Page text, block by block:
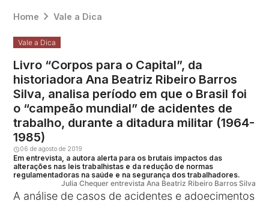
Home Vale a Dica
Vale a Dica
Livro “Corpos para o Capital”, da
historiadora Ana Beatriz Ribeiro Barros
Silva, analisa período em que o Brasil foi
o “campeão mundial” de acidentes de
trabalho, durante a ditadura militar (1964-
1985)
06 de agosto de 2019
Em entrevista, a autora alerta para os brutais impactos das
alterações nas leis trabalhistas e da redução de normas
regulamentadoras na saúde e na segurança dos trabalhadores.
Julia Chequer entrevista Ana Beatriz Ribeiro Barros Silva
A análise de casos de acidentes e adoecimentos